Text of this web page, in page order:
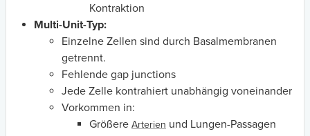
Kontraktion
Multi-Unit-Typ:
Einzelne Zellen sind durch Basalmembranen
getrennt.
Fehlende gap junctions
Jede Zelle kontrahiert unabhängig voneinander
Vorkommen in:
Größere Arterien und Lungen-Passagen